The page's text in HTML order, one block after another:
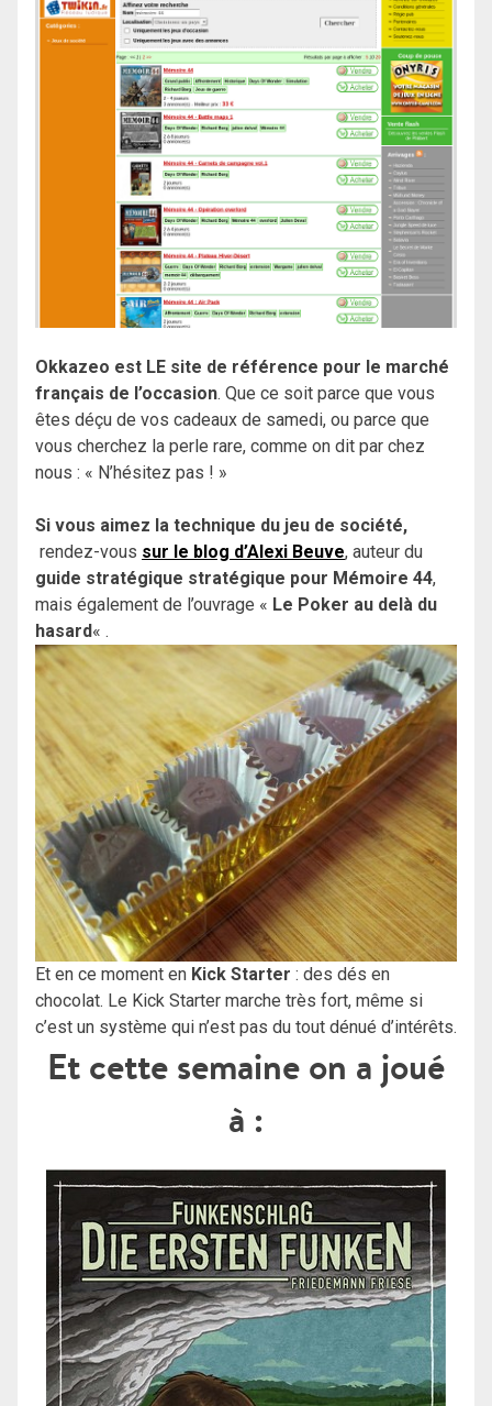
Okkazeo est LE site de référence pour le marché
français de l’occasion. Que ce soit parce que vous
êtes déçu de vos cadeaux de samedi, ou parce que
vous cherchez la perle rare, comme on dit par chez
nous : « N’hésitez pas ! »
Si vous aimez la technique du jeu de société,
rendez-vous sur le blog d’Alexi Beuve, auteur du
guide stratégique stratégique pour Mémoire 44,
mais également de l’ouvrage « Le Poker au delà du
hasard« .
Et en ce moment en Kick Starter : des dés en
chocolat. Le Kick Starter marche très fort, même si
c’est un système qui n’est pas du tout dénué d’intérêts.
Et cette semaine on a joué
à :